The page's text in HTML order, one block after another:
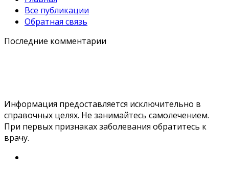
Все публикации
Обратная связь
Последние комментарии
Информация предоставляется исключительно в
справочных целях. Не занимайтесь самолечением.
При первых признаках заболевания обратитесь к
врачу.